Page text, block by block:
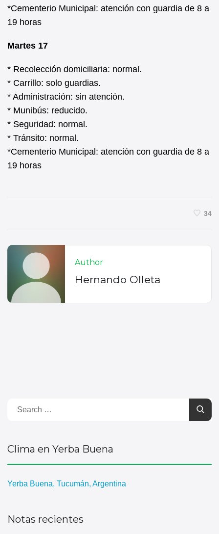
*Cementerio Municipal: atención con guardia de 8 a
19 horas
Martes 17
* Recolección domiciliaria: normal.
* Carrillo: solo guardias.
* Administración: sin atención.
* Munibús: reducido.
* Seguridad: normal.
* Tránsito: normal.
*Cementerio Municipal: atención con guardia de 8 a
19 horas
34
Author
Hernando Olleta
Clima en Yerba Buena
Yerba Buena, Tucumán, Argentina
Notas recientes